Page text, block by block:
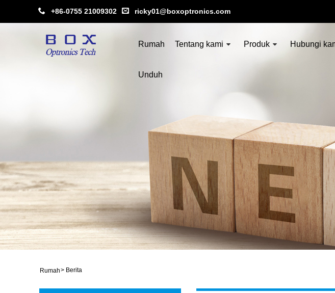
+86-0755 21009302 ricky01@boxoptronics.com
Rumah Tentang kami Produk Hubungi
Unduh
Rumah> Berita